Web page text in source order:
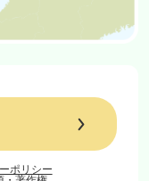
ポリシー